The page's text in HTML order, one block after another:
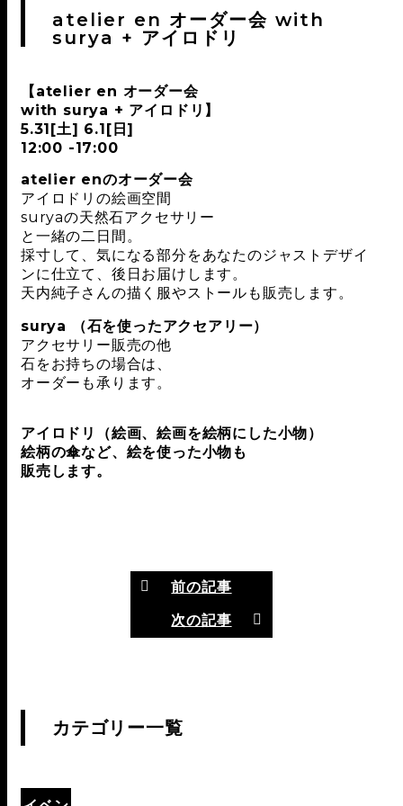
atelier en オーダー会 with
surya + アイロドリ
【atelier en オーダー会
with surya + アイロドリ】
5.31[土] 6.1[日]
12:00 -17:00
atelier enのオーダー会
アイロドリの絵画空間
suryaの天然石アクセサリー
と一緒の二日間。
採寸して、気になる部分をあなたのジャストデザイ
ンに仕立て、後日お届けします。
天内純子さんの描く服やストールも販売します。
surya （石を使ったアクセアリー）
アクセサリー販売の他
石をお持ちの場合は、
オーダーも承ります。
アイロドリ（絵画、絵画を絵柄にした小物）
絵柄の傘など、絵を使った小物も
販売します。
前の記事
次の記事
カテゴリー一覧